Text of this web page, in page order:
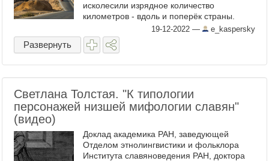
исколесили изрядное количество
километров - вдоль и поперёк страны.
Дороги здесь не везде нужного качества
(но есть и просто отличные), но зато часто
...
19-12-2022 — e_kaspersky
Развернуть
Светлана Толстая. "К типологии
персонажей низшей мифологии славян"
(видео)
Доклад академика РАН, заведующей
Отделом этнолингвистики и фольклора
Института славяноведения РАН, доктора